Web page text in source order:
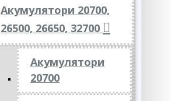
Акумулятори 20700,
26500, 26650, 32700
Акумулятори
20700